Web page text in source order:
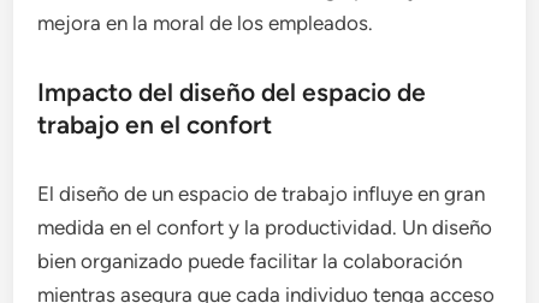
mejora en la moral de los empleados.
Impacto del diseño del espacio de
trabajo en el confort
El diseño de un espacio de trabajo influye en gran
medida en el confort y la productividad. Un diseño
bien organizado puede facilitar la colaboración
mientras asegura que cada individuo tenga acceso